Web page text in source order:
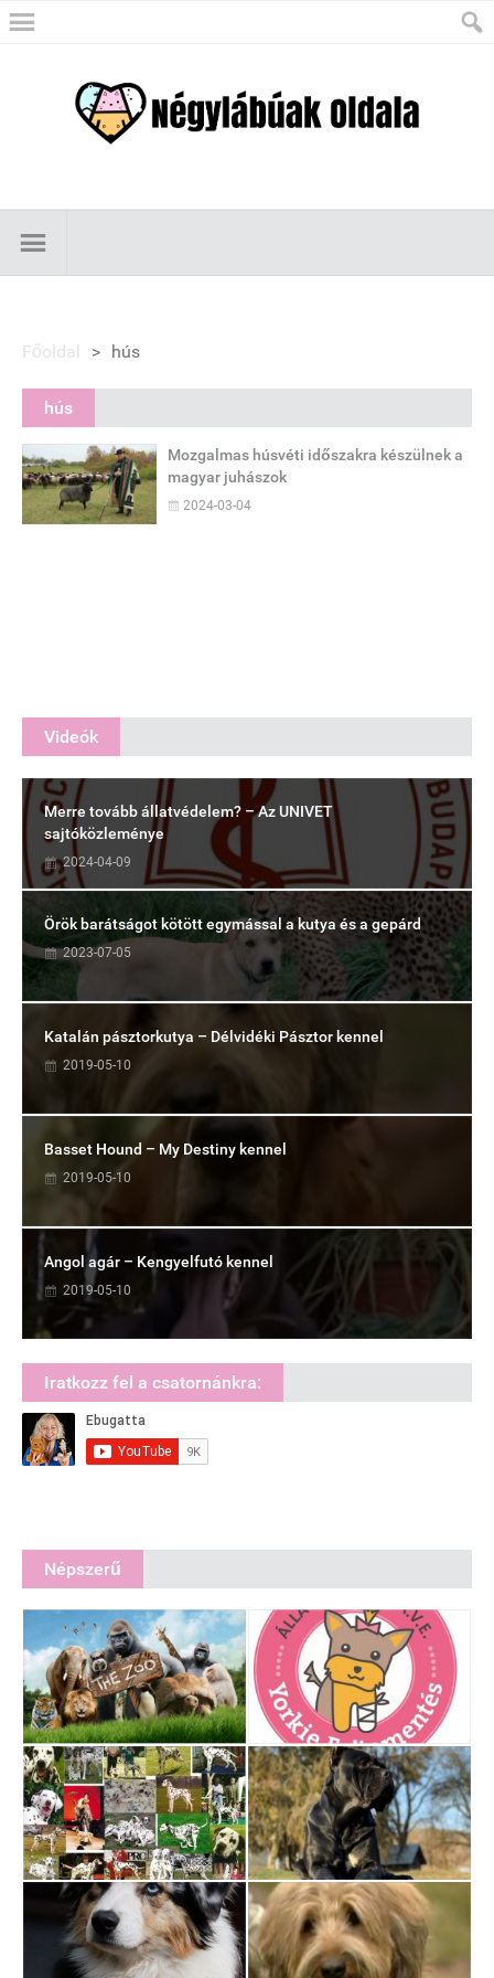
Főoldal > hús
hús
Mozgalmas húsvéti időszakra készülnek a
magyar juhászok
2024-03-04
Videók
Merre tovább állatvédelem? – Az UNIVET
sajtóközleménye
2024-04-09
Örök barátságot kötött egymással a kutya és a gepárd
2023-07-05
Katalán pásztorkutya – Délvidéki Pásztor kennel
2019-05-10
Basset Hound – My Destiny kennel
2019-05-10
Angol agár – Kengyelfutó kennel
2019-05-10
Iratkozz fel a csatornánkra:
Népszerű